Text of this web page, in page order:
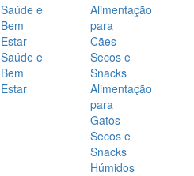
Saúde e
Bem
Estar
Saúde e
Bem
Estar
Alimentação
para
Cães
Secos e
Snacks
Alimentação
para
Gatos
Secos e
Snacks
Húmidos